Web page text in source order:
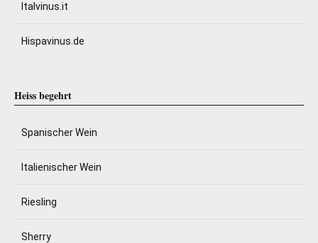
Italvinus.it
Hispavinus.de
Heiss begehrt
Spanischer Wein
Italienischer Wein
Riesling
Sherry